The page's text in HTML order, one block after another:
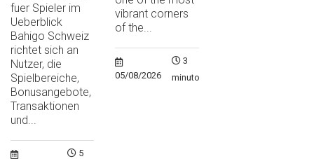
fuer Spieler im
Ueberblick
Bahigo Schweiz
richtet sich an
Nutzer, die
Spielbereiche,
Bonusangebote,
Transaktionen
und...
5
vibrant corners
of the...
05/08/2026
3
minutos